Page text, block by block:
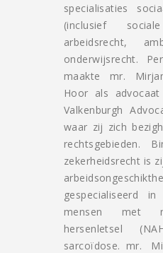
specialisaties
(inclusief
arbeidsrecht,
onderwijsrecht.
maakte mr.
Hoor als
Valkenburgh
waar zij zich
rechtsgebieden.
zekerheidsrecht is
gespecialiseerd
mensen met
hersenletsel
sarcoïdose. mr.